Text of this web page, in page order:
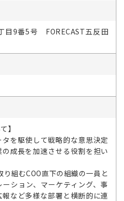
目9番5号 FORECAST五反田
】
を駆使して戦略的な意思決定
成長を加速させる役割を担い
組むCOO直下の組織の一員と
ション、マーケティング、事
など多様な部署と横断的に連